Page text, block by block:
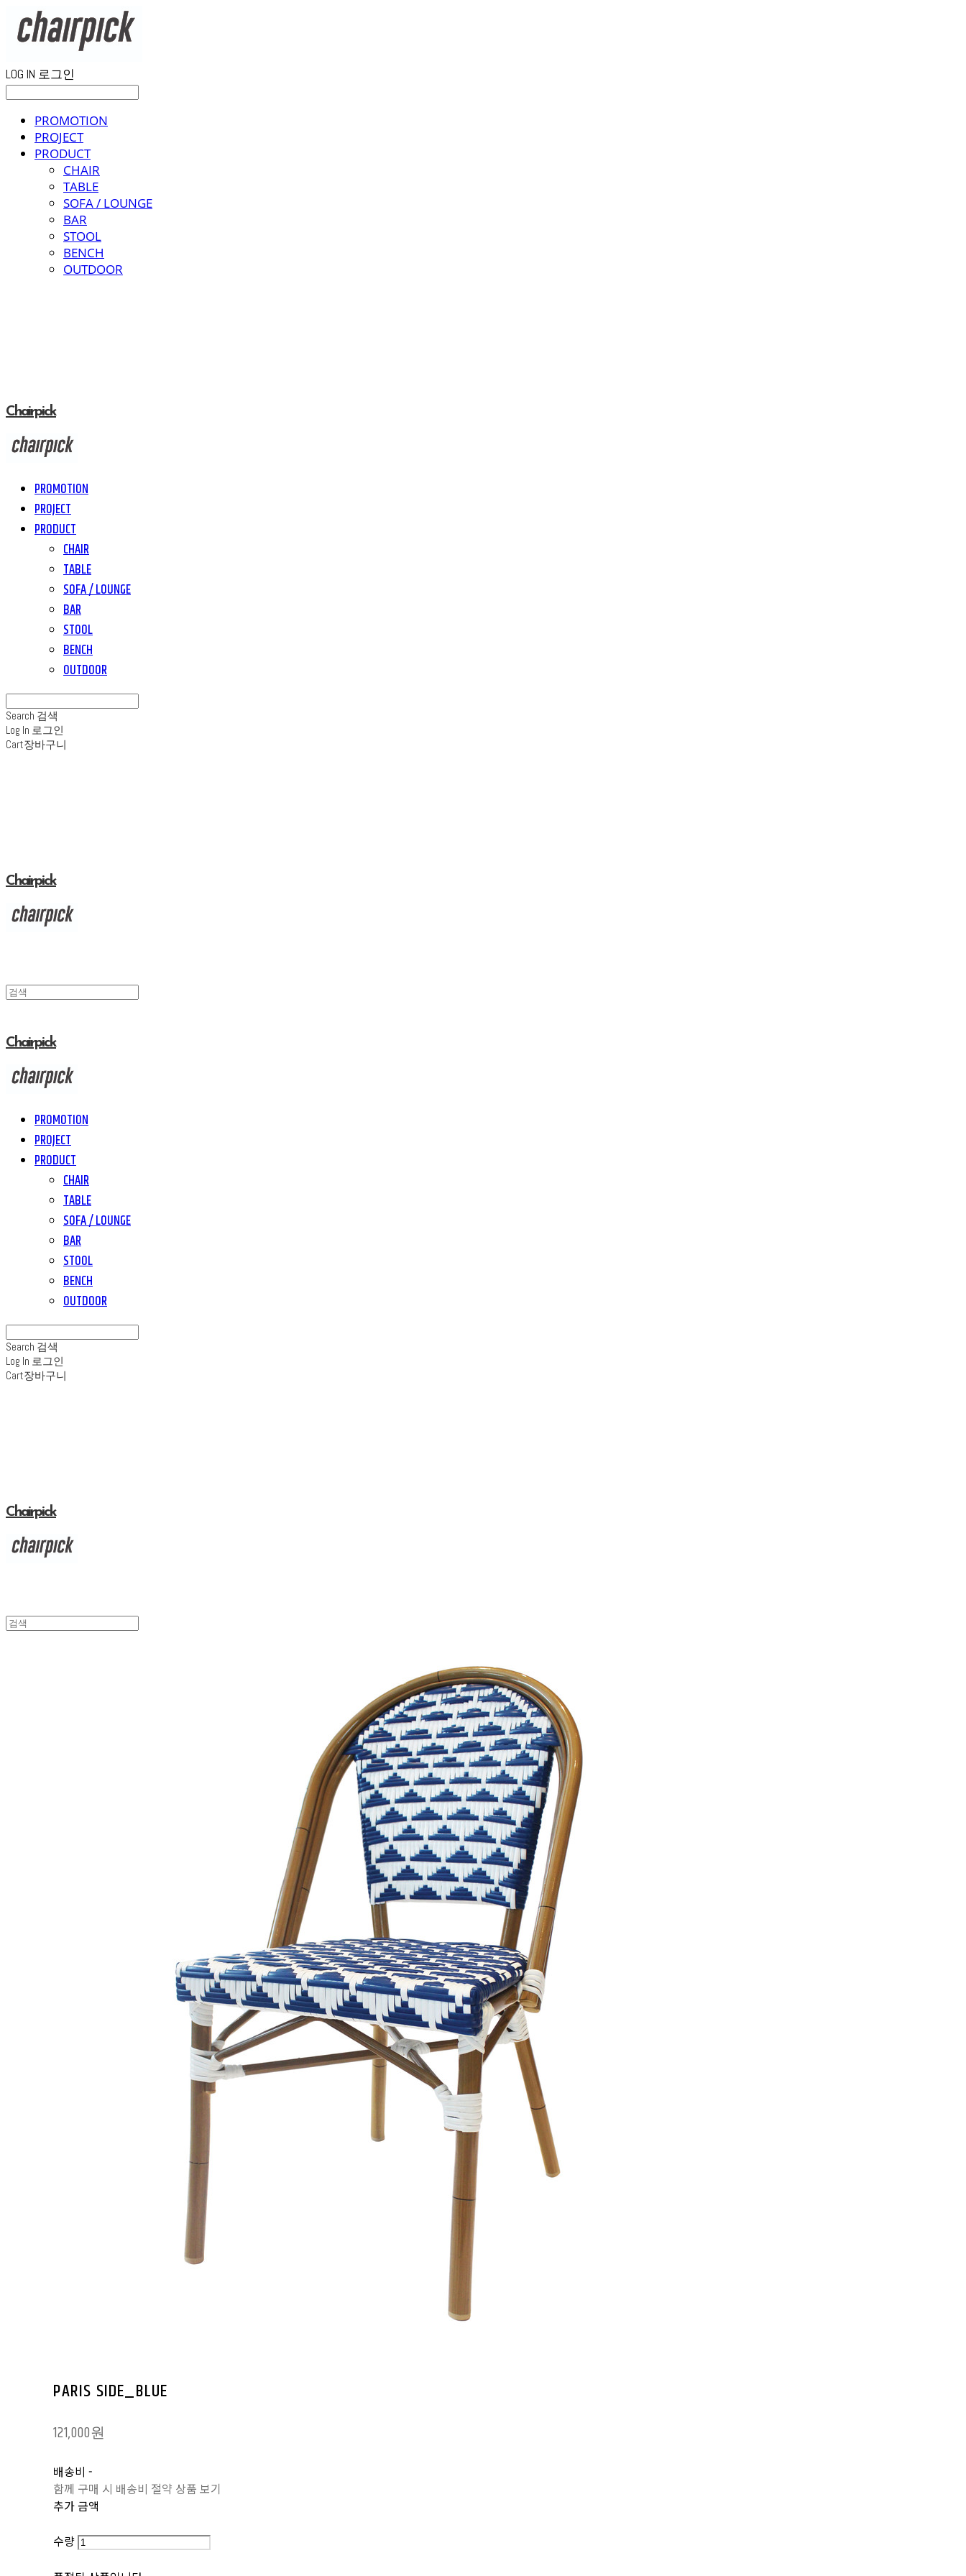
LOG IN 로그인
PROMOTION
PROJECT
PRODUCT
CHAIR
TABLE
SOFA / LOUNGE
BAR
STOOL
BENCH
OUTDOOR
Chairpick
PROMOTION
PROJECT
PRODUCT
CHAIR
TABLE
SOFA / LOUNGE
BAR
STOOL
BENCH
OUTDOOR
Search 검색
Log In 로그인
Cart장바구니
Chairpick
Chairpick
PROMOTION
PROJECT
PRODUCT
CHAIR
TABLE
SOFA / LOUNGE
BAR
STOOL
BENCH
OUTDOOR
Search 검색
Log In 로그인
Cart장바구니
Chairpick
PARIS SIDE_BLUE
121,000원
배송비-
함께 구매 시 배송비 절약 상품 보기
추가 금액
수량